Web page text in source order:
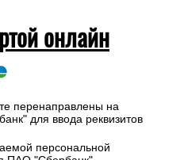
кассовый чек об
онлайн